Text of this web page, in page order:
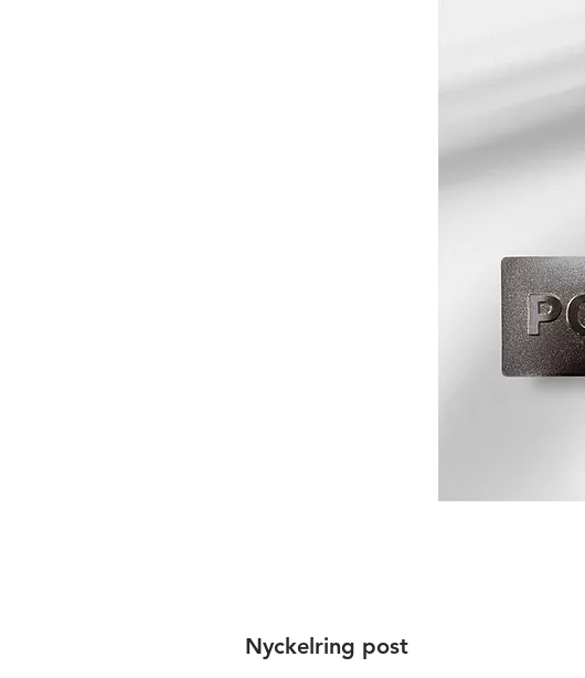
Nyckelring post